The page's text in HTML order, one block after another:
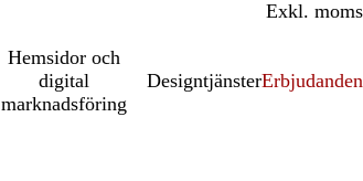
Inkl. moms
Exkl. moms
Hemsidor och
digital
marknadsföring
DesigntjänsterErbjudanden